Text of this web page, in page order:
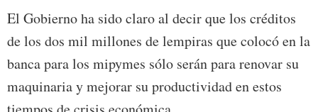
El Gobierno ha sido claro al decir que los créditos
de los dos mil millones de lempiras que colocó en la
banca para los mipymes sólo serán para renovar su
maquinaria y mejorar su productividad en estos